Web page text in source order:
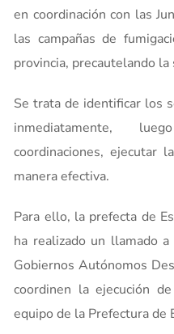
en coordinación con las
las campañas de
provincia, precautelando
Se trata de identificar los
inmediatamente,
coordinaciones, ejecutar
manera efectiva.
Para ello, la prefecta de
ha realizado un llamado
Gobiernos Autónomos
coordinen la ejecución
equipo de la Prefectura de